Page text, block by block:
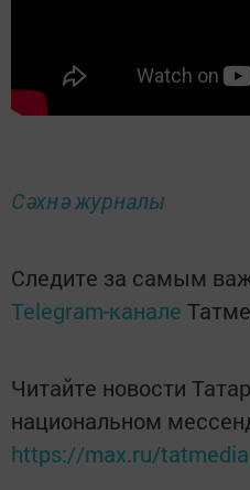
Сәхнә журналы
Следите за самым
Telegram-канале
Читайте новости
национальном
https://max.ru/tatmedia